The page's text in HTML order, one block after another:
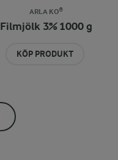
ARLA KO®
Filmjölk 3% 1000 g
KÖP PRODUKT